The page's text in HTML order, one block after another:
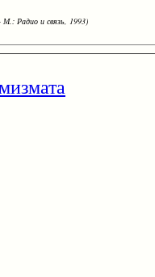
М.: Радио и связь, 1993)